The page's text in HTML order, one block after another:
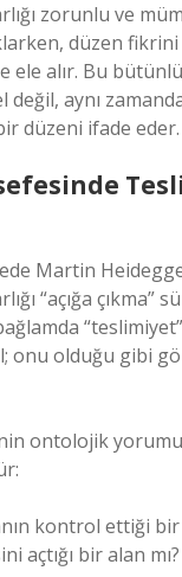
zorunlu ve
düzen
ele alır. Bu
değil, aynı
düzeni ifade eder.
Martin
“açığa çıkma”
onu olduğu gibi
ontolojik
kontrol ettiği
açtığı bir alan mı?